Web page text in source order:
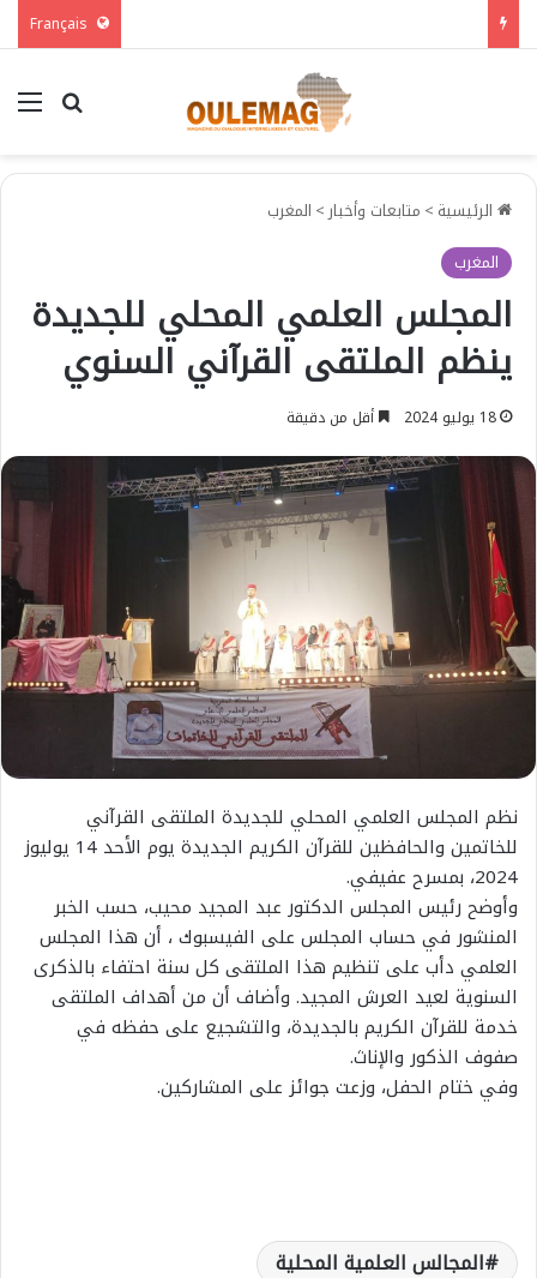
بحث عن
الرئيسية > متابعات وأخبار> المغرب
المغرب
المجلس العلمي المحلي للجديدة
ينظم الملتقى القرآني السنوي
18 يوليو 2024 أقل من دقيقة
نظم المجلس العلمي المحلي للجديدة الملتقى القرآني
للخاتمين والحافظين للقرآن الكريم الجديدة يوم الأحد 14 يوليوز
2024، بمسرح عفيفي.
وأوضح رئيس المجلس الدكتور عبد المجيد محيب، حسب الخبر
المنشور في حساب المجلس على الفيسبوك ، أن هذا المجلس
العلمي دأب على تنظيم هذا الملتقى كل سنة احتفاء بالذكرى
السنوية لعيد العرش المجيد. وأضاف أن من أهداف الملتقى
خدمة للقرآن الكريم بالجديدة، والتشجيع على حفظه في
صفوف الذكور والإناث.
وفي ختام الحفل، وزعت جوائز على المشاركين.
المجالس العلمية المحلية